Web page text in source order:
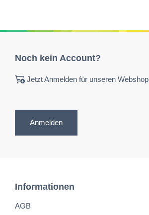
Noch kein Account?
Jetzt Anmelden für unseren Webshop
Anmelden
Informationen
AGB